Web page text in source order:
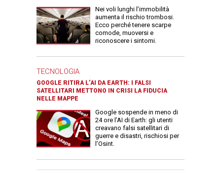
Nei voli lunghi l’immobilità
aumenta il rischio trombosi.
Ecco perché tenere scarpe
comode, muoversi e
riconoscere i sintomi.
TECNOLOGIA
GOOGLE RITIRA L’AI DA EARTH: I FALSI
SATELLITARI METTONO IN CRISI LA FIDUCIA
NELLE MAPPE
Google sospende in meno di
24 ore l’AI di Earth: gli utenti
creavano falsi satellitari di
guerre e disastri, rischiosi per
l’Osint.